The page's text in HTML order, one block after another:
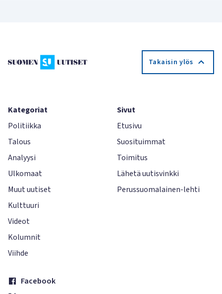
Takaisin ylös
Kategoriat
Politiikka
Talous
Analyysi
Ulkomaat
Muut uutiset
Kulttuuri
Videot
Kolumnit
Viihde
Sivut
Etusivu
Suosituimmat
Toimitus
Lähetä uutisvinkki
Perussuomalainen-lehti
Facebook